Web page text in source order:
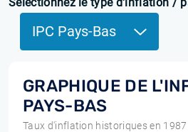
IPC Pays-Bas
GRAPHIQUE DE
PAYS-BAS
Taux d'inflation historiques en 1987